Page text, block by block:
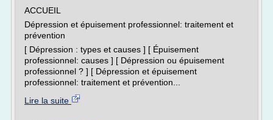
ACCUEIL
Dépression et épuisement professionnel: traitement et
prévention
[ Dépression : types et causes ] [ Épuisement
professionnel: causes ] [ Dépression ou épuisement
professionnel ? ] [ Dépression et épuisement
professionnel: traitement et prévention...
Lire la suite